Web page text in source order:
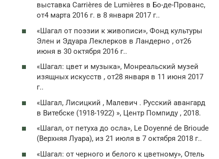
выставка Carrières de Lumières в Бо-де-Прованс,
от4 марта 2016 г. в 8 января 2017 г..
«Шагал от поэзии к живописи», Фонд культуры
Элен и Эдуара Леклерков в Ландерно , от26
июня в 30 октября 2016 г..
«Шагал: цвет и музыка», Монреальский музей
изящных искусств , от28 января в 11 июня 2017
г..
«Шагал, Лисицкий , Малевич . Русский авангард
в Витебске (1918-1922) », Центр Помпиду , 2018.
«Шагал, от петуха до осла», Le Doyenné de Brioude
(Верхняя Луара), из 21 июля в 7 октября 2018 г..
«Шагал: от черного и белого к цветному», Отель